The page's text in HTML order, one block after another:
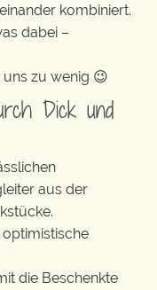
kombiniert.
dabei –
zu wenig 😉
Dick und
aus der
optimistische
die Beschenkte